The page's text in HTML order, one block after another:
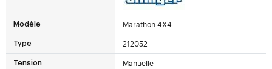
Modèle Marathon 4X4
Type 212052
Tension Manuelle